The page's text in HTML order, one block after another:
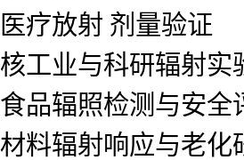
医疗放射 剂量验证
核工业与科研辐射实
食品辐照检测与安全
材料辐射响应与老化